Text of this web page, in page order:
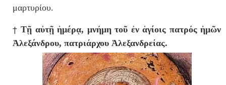
μαρτυρίου.
† Τῇ αὐτῇ ἡμέρᾳ, μνήμη τοῦ ἐν ἁγίοις πατρός ἡμῶν
Ἀλεξάνδρου, πατριάρχου Ἀλεξανδρείας.